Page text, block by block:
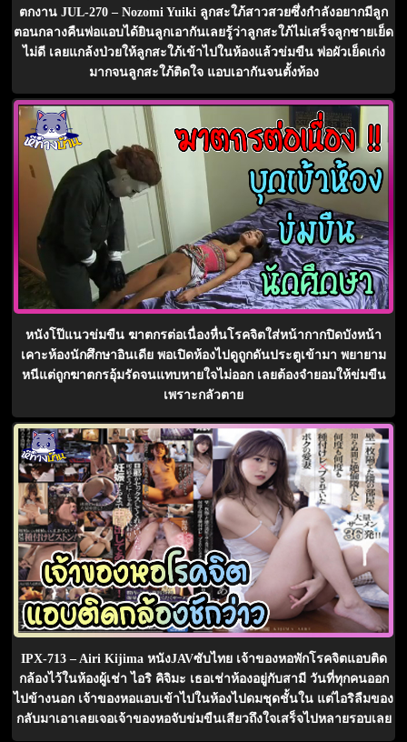
ตกงาน JUL-270 – Nozomi Yuiki ลูกสะใภ้สาวสวยซึ่งกำลังอยากมีลูก
ตอนกลางคืนพ่อแอบได้ยินลูกเอากันเลยรู้ว่าลูกสะใภ้ไม่เสร็จลูกชายเย็ด
ไม่ดี เลยแกล้งป่วยให้ลูกสะใภ้เข้าไปในห้องแล้วข่มขืน พ่อผัวเย็ดเก่ง
มากจนลูกสะใภ้ติดใจ แอบเอากันจนตั้งท้อง
หนังโป๊แนวข่มขืน ฆาตกรต่อเนื่องหื่นโรคจิตใส่หน้ากากปิดบังหน้า
เคาะห้องนักศึกษาอินเดีย พอเปิดห้องไปดูถูกดันประตูเข้ามา พยายาม
หนีแต่ถูกฆาตกรอุ้มรัดจนแทบหายใจไม่ออก เลยต้องจำยอมให้ข่มขืน
เพราะกลัวตาย
IPX-713 – Airi Kijima หนังJAVซับไทย เจ้าของหอพักโรคจิตแอบติด
กล้องไว้ในห้องผู้เช่า ไอริ คิจิมะ เธอเช่าห้องอยู่กับสามี วันที่ทุกคนออก
ไปข้างนอก เจ้าของหอแอบเข้าไปในห้องไปดมชุดชั้นใน แต่ไอริลืมของ
กลับมาเอาเลยเจอเจ้าของหอจับข่มขืนเสียวถึงใจเสร็จไปหลายรอบเลย